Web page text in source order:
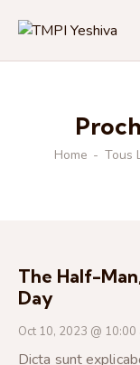
Home Tous
The Half-
Day
Oct 10, 2023 @ 10:00
Dicta sunt